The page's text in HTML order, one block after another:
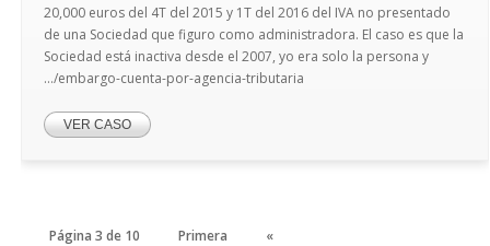
20,000 euros del 4T del 2015 y 1T del 2016 del IVA no presentado
de una Sociedad que figuro como administradora. El caso es que la
Sociedad está inactiva desde el 2007, yo era solo la persona y
.../embargo-cuenta-por-agencia-tributaria
VER CASO
Página 3 de 10 Primera «